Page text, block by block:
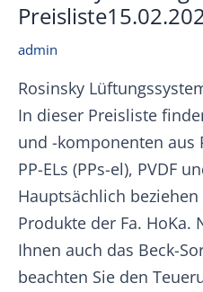
admin
Rosinsky
In dieser Preisliste
und -komponenten aus
PP-ELs (PPs-el), PVDF
Hauptsächlich
Produkte der Fa.
Ihnen auch das Beck-
beachten Sie den